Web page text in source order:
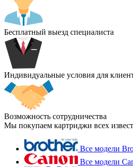
Бесплатный выезд специалиста
Индивидуальные условия для
Возможность сотрудничества
Мы покупаем картриджи всех
Все модели
Все модели